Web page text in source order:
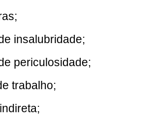
insalubridade;
periculosidade;
trabalho;